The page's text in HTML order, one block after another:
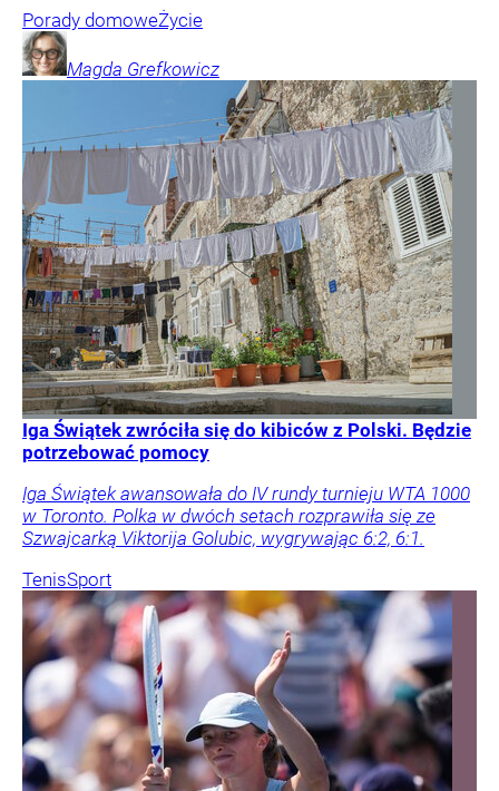
Porady domoweŻycie
Magda Grefkowicz
Iga Świątek zwróciła się do kibiców z Polski. Będzie
potrzebować pomocy
Iga Świątek awansowała do IV rundy turnieju WTA 1000
w Toronto. Polka w dwóch setach rozprawiła się ze
Szwajcarką Viktorija Golubic, wygrywając 6:2, 6:1.
TenisSport